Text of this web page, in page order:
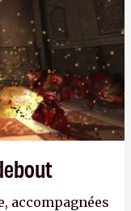
accompagnées